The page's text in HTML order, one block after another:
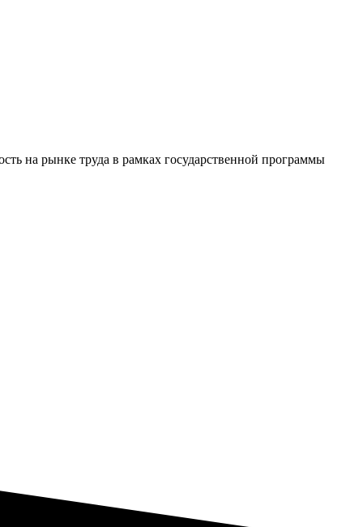
на рынке труда в рамках государственной программы